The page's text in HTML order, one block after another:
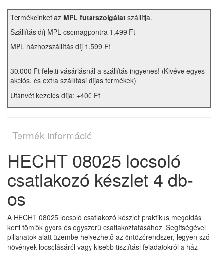
Termékeinket az MPL futárszolgálat szállítja.
Szállítás díj MPL csomagpontra 1.499 Ft
MPL házhozszállítás díj 1.599 Ft
30.000 Ft feletti vásárlásnál a szállítás ingyenes! (Kivéve egyes
akciós, és extra szállítási díjas termékek)
Utánvét kezelés díja: +400 Ft
Termék információ
HECHT 08025 locsoló
csatlakozó készlet 4 db-
os
A HECHT 08025 locsoló csatlakozó készlet praktikus megoldás
kerti tömlők gyors és egyszerű csatlakoztatásához. Segítségével
pillanatok alatt üzembe helyezhető az öntözőrendszer, legyen szó
növények locsolásáról vagy kisebb tisztítási feladatokról a ház